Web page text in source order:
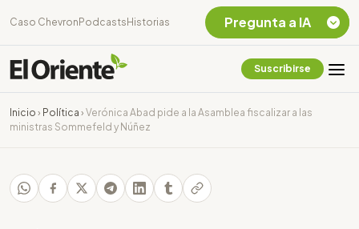
Caso Chevron Podcasts Historias
Suscribirse
Inicio › Política › Verónica Abad pide a la Asamblea fiscalizar a las
ministras Sommefeld y Núñez
Pregunta a IA
Chevron Ecuador